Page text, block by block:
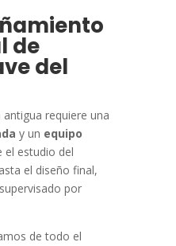
de
del
requiere una
y un equipo
el estudio del
el diseño final,
por
de todo el